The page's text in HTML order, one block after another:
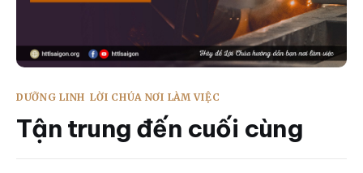
Bản tin
Mục vụ
Liên hệ
DƯỠNG LINH LỜI CHÚA NƠI LÀM VIỆC
Tận trung đến cuối cùng